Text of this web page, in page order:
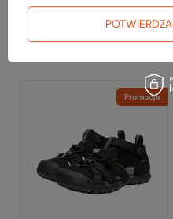
Do porównania
Promocja